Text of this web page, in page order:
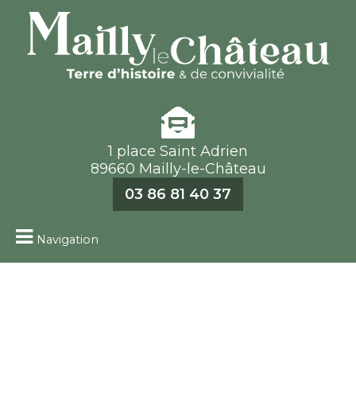
1 place Saint Adrien
89660 Mailly-le-Château
03 86 81 40 37
Navigation